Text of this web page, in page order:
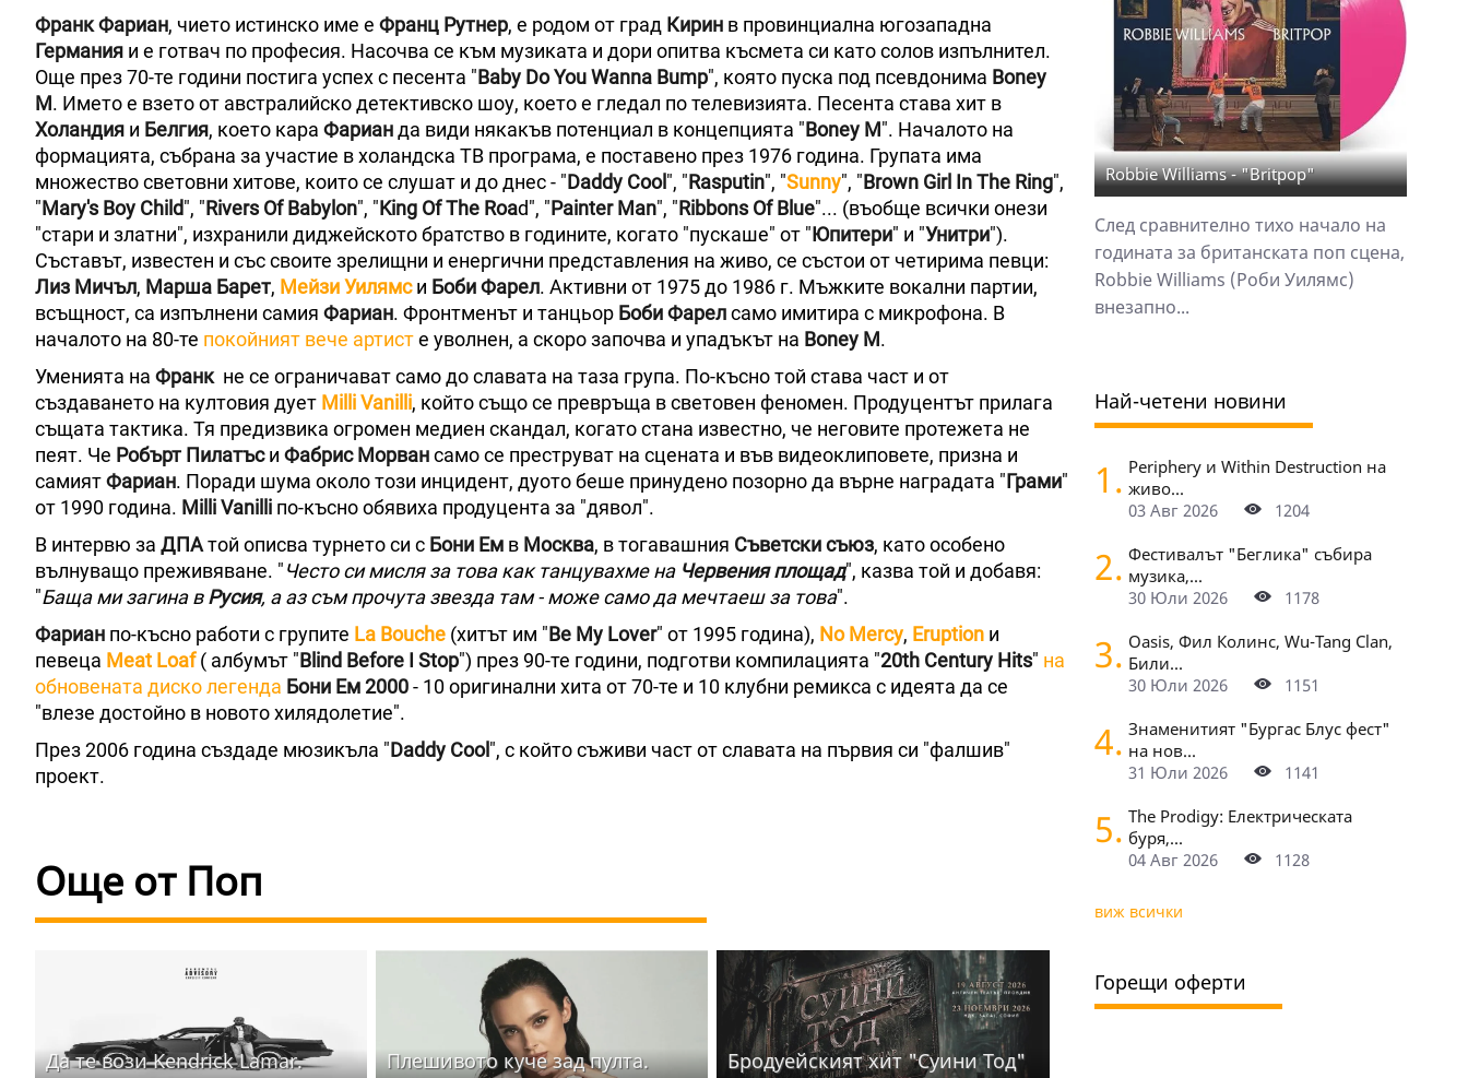
Франк Фариан, чието истинско име е Франц Рутнер, е родом от град Кирин в провинциална югозападна
Германия и е готвач по професия. Насочва се към музиката и дори опитва късмета си като солов изпълнител.
Още през 70-те години постига успех с песента "Baby Do You Wanna Bump", която пуска под псевдонима Boney
M. Името е взето от австралийско детективско шоу, което е гледал по телевизията. Песента става хит в
Холандия и Белгия, което кара Фарианда види някакъв потенциал в концепцията "Boney M". Началото на
формацията, събрана за участие в холандска ТВ програма, е поставено през 1976 година. Групата има
множество световни хитове, които се слушат и до днес - "Daddy Cool", "Rasputin", "Sunny", "Brown Girl In The Ring",
"Mary's Boy Child", "Rivers Of Babylon", "King Of The Road", "Painter Man", "Ribbons Of Blue"... (въобще всички онези
"стари и златни", изхранили диджейското братство в годините, когато "пускаше" от "Юпитери" и "Унитри").
Съставът, известен и със своите зрелищни и енергични представления на живо, се състои от четирима певци:
Лиз Мичъл, Марша Барет, Мейзи Уилямси Боби Фарел. Активни от 1975 до 1986 г. Мъжките вокални партии,
всъщност, са изпълнени самия Фариан. Фронтменът и танцьор Боби Фарелсамо имитира с микрофона. В
началото на 80-те покойният вече артисте уволнен, а скоро започва и упадъкът на Boney M.
Уменията на Франк не се ограничават само до славата на таза група. По-късно той става част и от
създаването на култовия дует Milli Vanilli, който също се превръща в световен феномен. Продуцентът прилага
същата тактика. Тя предизвика огромен медиен скандал, когато стана известно, че неговите протежета не
пеят. Че Робърт Пилатъси Фабрис Морвансамо се преструват на сцената и във видеоклиповете, призна и
самиятФариан. Поради шума около този инцидент, дуото беше принудено позорно да върне наградата "Грами"
от 1990 година. Milli Vanilli по-късно обявиха продуцента за "дявол".
В интервю за ДПАтой описва турнето си с Бони Ем в Москва, в тогавашния Съветски съюз, като особено
вълнуващо преживяване. "Често си мисля за това как танцувахме на Червения площад", казва той и добавя:
"Баща ми загина вРусия, а аз съм прочута звезда там - може само да мечтаеш за това".
Фариан по-късно работи с групите La Bouche (хитът им "Be My Lover" от 1995 година), No Mercy, Eruption и
певеца Meat Loaf ( албумът "Blind Before I Stop") през 90-те години, подготви компилацията "20th Century Hits" на
обновената диско легенда Бони Ем 2000- 10 оригинални хита от 70-те и 10 клубни ремикса с идеята да се
"влезе достойно в новото хилядолетие".
През 2006 година създаде мюзикъла "Daddy Cool", с който съживи част от славата на първия си "фалшив"
проект.
Още от Поп
Да те вози Kendrick Lamar.
Плешивото куче зад пулта.
Бродуейският хит "Суини Тод"
Robbie Williams - "Britpop"
След сравнително тихо начало на
годината за британската поп сцена,
Robbie Williams (Роби Уилямс)
внезапно...
Най-четени новини
1. Periphery и Within Destruction на
живо...
03 Авг 2026
1204
2. Фестивалът "Беглика" събира
музика,...
30 Юли 2026
1178
3. Oasis, Фил Колинс, Wu-Tang Clan,
Били...
30 Юли 2026
1151
4. Знаменитият "Бургас Блус фест"
на нов...
31 Юли 2026
1141
5. The Prodigy: Електрическата
буря,...
04 Авг 2026
1128
виж всички
Горещи оферти